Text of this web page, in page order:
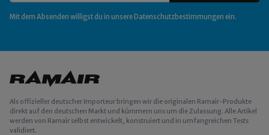
Mit dem Absenden willigst du in unsere Datenschutzbestimmungen ein.
Als offizieller deutscher Importeur bringen wir die originalen Ramair-Produkte
direkt auf den deutschen Markt und kümmern uns um die Zulassung. Alle Artikel
werden von Ramair selbst entwickelt, konstruiert und in umfangreichen Tests
validiert.